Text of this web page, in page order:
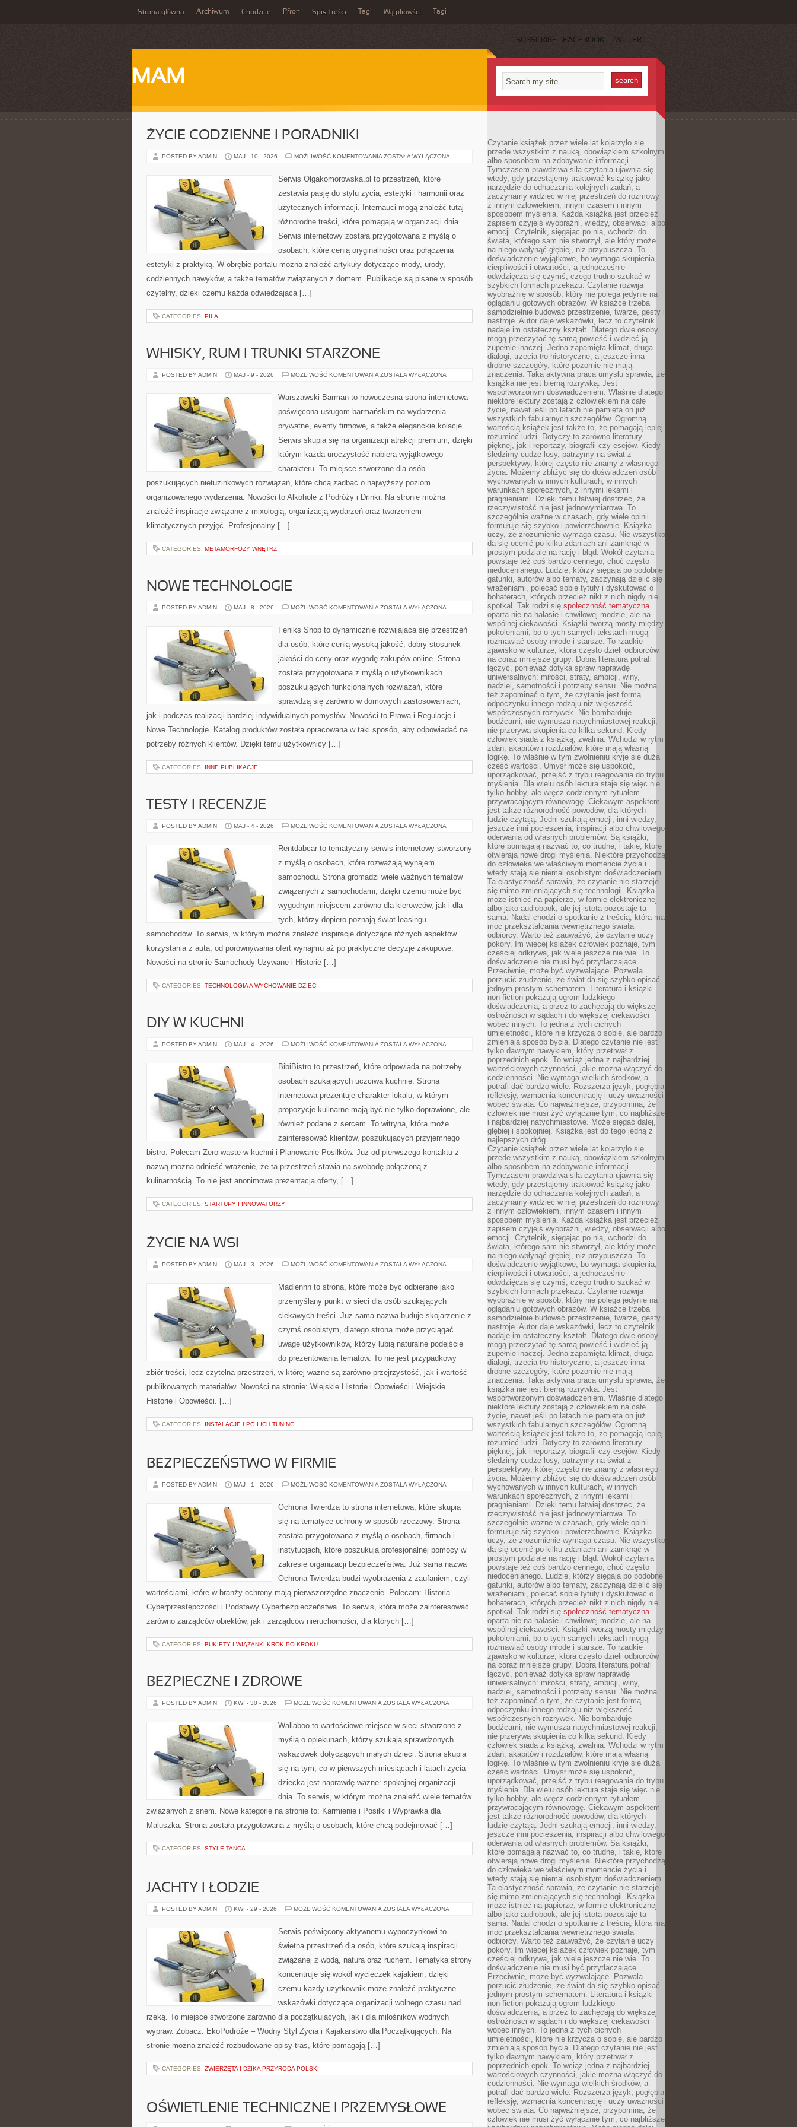
Strona główna Archiwum Chodźcie Pfron Spis Treści Tagi Wątpliowści Tagi
SUBSCRIBE FACEBOOK TWITTER
MAM
ŻYCIE CODZIENNE I PORADNIKI
POSTED BY ADMIN MAJ - 10 - 2026 MOŻLIWOŚĆ KOMENTOWANIA ŻYCIE
PORADNIKI
ZOSTAŁA WYŁĄCZONA
Serwis Olgakomorowska.pl to przestrzeń, które
zestawia pasję do stylu życia, estetyki i harmonii oraz
użytecznych informacji. Internauci mogą znaleźć tutaj
różnorodne treści, które pomagają w organizacji dnia.
Serwis internetowy została przygotowana z myślą o
osobach, które cenią oryginalności oraz połączenia
estetyki z praktyką. W obrębie portalu można znaleźć artykuły dotyczące mody, urody,
codziennych nawyków, a także tematów związanych z domem. Publikacje są pisane w sposób
czytelny, dzięki czemu każda odwiedzająca […]
CATEGORIES: PIŁA
WHISKY, RUM I TRUNKI STARZONE
POSTED BY ADMIN MAJ - 9 - 2026 MOŻLIWOŚĆ KOMENTOWANIA WHISKY,
STARZONE
ZOSTAŁA WYŁĄCZONA
Warszawski Barman to nowoczesna strona internetowa
poświęcona usługom barmańskim na wydarzenia
prywatne, eventy firmowe, a także eleganckie kolacje.
Serwis skupia się na organizacji atrakcji premium, dzięki
którym każda uroczystość nabiera wyjątkowego
charakteru. To miejsce stworzone dla osób
poszukujących nietuzinkowych rozwiązań, które chcą zadbać o najwyższy poziom
organizowanego wydarzenia. Nowości to Alkohole z Podróży i Drinki. Na stronie można
znaleźć inspiracje związane z mixologią, organizacją wydarzeń oraz tworzeniem
klimatycznych przyjęć. Profesjonalny […]
CATEGORIES: METAMORFOZY WNĘTRZ
NOWE TECHNOLOGIE
POSTED BY ADMIN MAJ - 8 - 2026 MOŻLIWOŚĆ KOMENTOWANIA NOWE
ZOSTAŁA WYŁĄCZONA
Feniks Shop to dynamicznie rozwijająca się przestrzeń
dla osób, które cenią wysoką jakość, dobry stosunek
jakości do ceny oraz wygodę zakupów online. Strona
została przygotowana z myślą o użytkownikach
poszukujących funkcjonalnych rozwiązań, które
sprawdzą się zarówno w domowych zastosowaniach,
jak i podczas realizacji bardziej indywidualnych pomysłów. Nowości to Prawa i Regulacje i
Nowe Technologie. Katalog produktów została opracowana w taki sposób, aby odpowiadać na
potrzeby różnych klientów. Dzięki temu użytkownicy […]
CATEGORIES: INNE PUBLIKACJE
TESTY I RECENZJE
POSTED BY ADMIN MAJ - 4 - 2026 MOŻLIWOŚĆ KOMENTOWANIA TESTY
ZOSTAŁA WYŁĄCZONA
Rentdabcar to tematyczny serwis internetowy stworzony
z myślą o osobach, które rozważają wynajem
samochodu. Strona gromadzi wiele ważnych tematów
związanych z samochodami, dzięki czemu może być
wygodnym miejscem zarówno dla kierowców, jak i dla
tych, którzy dopiero poznają świat leasingu
samochodów. To serwis, w którym można znaleźć inspiracje dotyczące różnych aspektów
korzystania z auta, od porównywania ofert wynajmu aż po praktyczne decyzje zakupowe.
Nowości na stronie Samochody Używane i Historie […]
CATEGORIES: TECHNOLOGIA A WYCHOWANIE DZIECI
DIY W KUCHNI
POSTED BY ADMIN MAJ - 4 - 2026 MOŻLIWOŚĆ KOMENTOWANIA DIY
ZOSTAŁA WYŁĄCZONA
BibiBistro to przestrzeń, które odpowiada na potrzeby
osobach szukających uczciwą kuchnię. Strona
internetowa prezentuje charakter lokalu, w którym
propozycje kulinarne mają być nie tylko doprawione, ale
również podane z sercem. To witryna, która może
zainteresować klientów, poszukujących przyjemnego
bistro. Polecam Zero-waste w kuchni i Planowanie Posiłków. Już od pierwszego kontaktu z
nazwą można odnieść wrażenie, że ta przestrzeń stawia na swobodę połączoną z
kulinarnością. To nie jest anonimowa prezentacja oferty, […]
CATEGORIES: STARTUPY I INNOWATORZY
ŻYCIE NA WSI
POSTED BY ADMIN MAJ - 3 - 2026 MOŻLIWOŚĆ KOMENTOWANIA ŻYCIE
ZOSTAŁA WYŁĄCZONA
Madlennn to strona, które może być odbierane jako
przemyślany punkt w sieci dla osób szukających
ciekawych treści. Już sama nazwa buduje skojarzenie z
czymś osobistym, dlatego strona może przyciągać
uwagę użytkowników, którzy lubią naturalne podejście
do prezentowania tematów. To nie jest przypadkowy
zbiór treści, lecz czytelna przestrzeń, w której ważne są zarówno przejrzystość, jak i wartość
publikowanych materiałów. Nowości na stronie: Wiejskie Historie i Opowieści i Wiejskie
Historie i Opowieści. […]
CATEGORIES: INSTALACJE LPG I ICH TUNING
BEZPIECZEŃSTWO W FIRMIE
POSTED BY ADMIN MAJ - 1 - 2026 MOŻLIWOŚĆ KOMENTOWANIA BEZPIECZEŃSTWO
ZOSTAŁA WYŁĄCZONA
Ochrona Twierdza to strona internetowa, które skupia
się na tematyce ochrony w sposób rzeczowy. Strona
została przygotowana z myślą o osobach, firmach i
instytucjach, które poszukują profesjonalnej pomocy w
zakresie organizacji bezpieczeństwa. Już sama nazwa
Ochrona Twierdza budzi wyobrażenia z zaufaniem, czyli
wartościami, które w branży ochrony mają pierwszorzędne znaczenie. Polecam: Historia
Cyberprzestępczości i Podstawy Cyberbezpieczeństwa. To serwis, która może zainteresować
zarówno zarządców obiektów, jak i zarządców nieruchomości, dla których […]
CATEGORIES: BUKIETY I WIĄZANKI KROK PO KROKU
BEZPIECZNE I ZDROWE
POSTED BY ADMIN KWI - 30 - 2026 MOŻLIWOŚĆ KOMENTOWANIA BEZPIECZNE
ZOSTAŁA WYŁĄCZONA
Wallaboo to wartościowe miejsce w sieci stworzone z
myślą o opiekunach, którzy szukają sprawdzonych
wskazówek dotyczących małych dzieci. Strona skupia
się na tym, co w pierwszych miesiącach i latach życia
dziecka jest naprawdę ważne: spokojnej organizacji
dnia. To serwis, w którym można znaleźć wiele tematów
związanych z snem. Nowe kategorie na stronie to: Karmienie i Posiłki i Wyprawka dla
Maluszka. Strona została przygotowana z myślą o osobach, które chcą podejmować […]
CATEGORIES: STYLE TAŃCA
JACHTY I ŁODZIE
POSTED BY ADMIN KWI - 29 - 2026 MOŻLIWOŚĆ KOMENTOWANIA JACHTY
ZOSTAŁA WYŁĄCZONA
Serwis poświęcony aktywnemu wypoczynkowi to
świetna przestrzeń dla osób, które szukają inspiracji
związanej z wodą, naturą oraz ruchem. Tematyka strony
koncentruje się wokół wycieczek kajakiem, dzięki
czemu każdy użytkownik może znaleźć praktyczne
wskazówki dotyczące organizacji wolnego czasu nad
rzeką. To miejsce stworzone zarówno dla początkujących, jak i dla miłośników wodnych
wypraw. Zobacz: EkoPodróże – Wodny Styl Życia i Kajakarstwo dla Początkujących. Na
stronie można znaleźć rozbudowane opisy tras, które pomagają […]
CATEGORIES: ZWIERZĘTA I DZIKA PRZYRODA POLSKI
OŚWIETLENIE TECHNICZNE I PRZEMYSŁOWE
Czytanie książek przez wiele lat kojarzyło się
przede wszystkim z nauką, obowiązkiem szkolnym
albo sposobem na zdobywanie informacji.
Tymczasem prawdziwa siła czytania ujawnia się
wtedy, gdy przestajemy traktować książkę jako
narzędzie do odhaczania kolejnych zadań, a
zaczynamy widzieć w niej przestrzeń do rozmowy
z innym człowiekiem, innym czasem i innym
sposobem myślenia. Każda książka jest przecież
zapisem czyjejś wyobraźni, wiedzy, obserwacji albo
emocji. Czytelnik, sięgając po nią, wchodzi do
świata, którego sam nie stworzył, ale który może
na niego wpłynąć głębiej, niż przypuszcza. To
doświadczenie wyjątkowe, bo wymaga skupienia,
cierpliwości i otwartości, a jednocześnie
odwdzięcza się czymś, czego trudno szukać w
szybkich formach przekazu. Czytanie rozwija
wyobraźnię w sposób, który nie polega jedynie na
oglądaniu gotowych obrazów. W książce trzeba
samodzielnie budować przestrzenie, twarze, gesty i
nastroje. Autor daje wskazówki, lecz to czytelnik
nadaje im ostateczny kształt. Dlatego dwie osoby
mogą przeczytać tę samą powieść i widzieć ją
zupełnie inaczej. Jedna zapamięta klimat, druga
dialogi, trzecia tło historyczne, a jeszcze inna
drobne szczegóły, które pozornie nie mają
znaczenia. Taka aktywna praca umysłu sprawia, że
książka nie jest bierną rozrywką. Jest
współtworzonym doświadczeniem. Właśnie dlatego
niektóre lektury zostają z człowiekiem na całe
życie, nawet jeśli po latach nie pamięta on już
wszystkich fabularnych szczegółów. Ogromną
wartością książek jest także to, że pomagają lepiej
rozumieć ludzi. Dotyczy to zarówno literatury
pięknej, jak i reportaży, biografii czy esejów. Kiedy
śledzimy cudze losy, patrzymy na świat z
perspektywy, której często nie znamy z własnego
życia. Możemy zbliżyć się do doświadczeń osób
wychowanych w innych kulturach, w innych
warunkach społecznych, z innymi lękami i
pragnieniami. Dzięki temu łatwiej dostrzec, że
rzeczywistość nie jest jednowymiarowa. To
szczególnie ważne w czasach, gdy wiele opinii
formułuje się szybko i powierzchownie. Książka
uczy, że zrozumienie wymaga czasu. Nie wszystko
da się ocenić po kilku zdaniach ani zamknąć w
prostym podziale na rację i błąd. Wokół czytania
powstaje też coś bardzo cennego, choć często
niedocenianego. Ludzie, którzy sięgają po podobne
gatunki, autorów albo tematy, zaczynają dzielić się
wrażeniami, polecać sobie tytuły i dyskutować o
bohaterach, których przecież nikt z nich nigdy nie
spotkał. Tak rodzi się społeczność tematyczna
oparta nie na hałasie i chwilowej modzie, ale na
wspólnej ciekawości. Książki tworzą mosty między
pokoleniami, bo o tych samych tekstach mogą
rozmawiać osoby młode i starsze. To rzadkie
zjawisko w kulturze, która często dzieli odbiorców
na coraz mniejsze grupy. Dobra literatura potrafi
łączyć, ponieważ dotyka spraw naprawdę
uniwersalnych: miłości, straty, ambicji, winy,
nadziei, samotności i potrzeby sensu. Nie można
też zapominać o tym, że czytanie jest formą
odpoczynku innego rodzaju niż większość
współczesnych rozrywek. Nie bombarduje
bodźcami, nie wymusza natychmiastowej reakcji,
nie przerywa skupienia co kilka sekund. Kiedy
człowiek siada z książką, zwalnia. Wchodzi w rytm
zdań, akapitów i rozdziałów, które mają własną
logikę. To właśnie w tym zwolnieniu kryje się duża
część wartości. Umysł może się uspokoić,
uporządkować, przejść z trybu reagowania do trybu
myślenia. Dla wielu osób lektura staje się więc nie
tylko hobby, ale wręcz codziennym rytuałem
przywracającym równowagę. Ciekawym aspektem
jest także różnorodność powodów, dla których
ludzie czytają. Jedni szukają emocji, inni wiedzy,
jeszcze inni pocieszenia, inspiracji albo chwilowego
oderwania od własnych problemów. Są książki,
które pomagają nazwać to, co trudne, i takie, które
otwierają nowe drogi myślenia. Niektóre przychodzą
do człowieka we właściwym momencie życia i
wtedy stają się niemal osobistym doświadczeniem.
Ta elastyczność sprawia, że czytanie nie starzeje
się mimo zmieniających się technologii. Książka
może istnieć na papierze, w formie elektronicznej
albo jako audiobook, ale jej istota pozostaje ta
sama. Nadal chodzi o spotkanie z treścią, która ma
moc przekształcania wewnętrznego świata
odbiorcy. Warto też zauważyć, że czytanie uczy
pokory. Im więcej książek człowiek poznaje, tym
częściej odkrywa, jak wiele jeszcze nie wie. To
doświadczenie nie musi być przytłaczające.
Przeciwnie, może być wyzwalające. Pozwala
porzucić złudzenie, że świat da się szybko opisać
jednym prostym schematem. Literatura i książki
non-fiction pokazują ogrom ludzkiego
doświadczenia, a przez to zachęcają do większej
ostrożności w sądach i do większej ciekawości
wobec innych. To jedna z tych cichych
umiejętności, które nie krzyczą o sobie, ale bardzo
zmieniają sposób bycia. Dlatego czytanie nie jest
tylko dawnym nawykiem, który przetrwał z
poprzednich epok. To wciąż jedna z najbardziej
wartościowych czynności, jakie można włączyć do
codzienności. Nie wymaga wielkich środków, a
potrafi dać bardzo wiele. Rozszerza język, pogłębia
refleksję, wzmacnia koncentrację i uczy uważności
wobec świata. Co najważniejsze, przypomina, że
człowiek nie musi żyć wyłącznie tym, co najbliższe
i najbardziej natychmiastowe. Może sięgać dalej,
głębiej i spokojniej. Książka jest do tego jedną z
najlepszych dróg.
Czytanie książek przez wiele lat kojarzyło się
przede wszystkim z nauką, obowiązkiem szkolnym
albo sposobem na zdobywanie informacji.
Tymczasem prawdziwa siła czytania ujawnia się
wtedy, gdy przestajemy traktować książkę jako
narzędzie do odhaczania kolejnych zadań, a
zaczynamy widzieć w niej przestrzeń do rozmowy
z innym człowiekiem, innym czasem i innym
sposobem myślenia. Każda książka jest przecież
zapisem czyjejś wyobraźni, wiedzy, obserwacji albo
emocji. Czytelnik, sięgając po nią, wchodzi do
świata, którego sam nie stworzył, ale który może
na niego wpłynąć głębiej, niż przypuszcza. To
doświadczenie wyjątkowe, bo wymaga skupienia,
cierpliwości i otwartości, a jednocześnie
odwdzięcza się czymś, czego trudno szukać w
szybkich formach przekazu. Czytanie rozwija
wyobraźnię w sposób, który nie polega jedynie na
oglądaniu gotowych obrazów. W książce trzeba
samodzielnie budować przestrzenie, twarze, gesty i
nastroje. Autor daje wskazówki, lecz to czytelnik
nadaje im ostateczny kształt. Dlatego dwie osoby
mogą przeczytać tę samą powieść i widzieć ją
zupełnie inaczej. Jedna zapamięta klimat, druga
dialogi, trzecia tło historyczne, a jeszcze inna
drobne szczegóły, które pozornie nie mają
znaczenia. Taka aktywna praca umysłu sprawia, że
książka nie jest bierną rozrywką. Jest
współtworzonym doświadczeniem. Właśnie dlatego
niektóre lektury zostają z człowiekiem na całe
życie, nawet jeśli po latach nie pamięta on już
wszystkich fabularnych szczegółów. Ogromną
wartością książek jest także to, że pomagają lepiej
rozumieć ludzi. Dotyczy to zarówno literatury
pięknej, jak i reportaży, biografii czy esejów. Kiedy
śledzimy cudze losy, patrzymy na świat z
perspektywy, której często nie znamy z własnego
życia. Możemy zbliżyć się do doświadczeń osób
wychowanych w innych kulturach, w innych
warunkach społecznych, z innymi lękami i
pragnieniami. Dzięki temu łatwiej dostrzec, że
rzeczywistość nie jest jednowymiarowa. To
szczególnie ważne w czasach, gdy wiele opinii
formułuje się szybko i powierzchownie. Książka
uczy, że zrozumienie wymaga czasu. Nie wszystko
da się ocenić po kilku zdaniach ani zamknąć w
prostym podziale na rację i błąd. Wokół czytania
powstaje też coś bardzo cennego, choć często
niedocenianego. Ludzie, którzy sięgają po podobne
gatunki, autorów albo tematy, zaczynają dzielić się
wrażeniami, polecać sobie tytuły i dyskutować o
bohaterach, których przecież nikt z nich nigdy nie
spotkał. Tak rodzi się społeczność tematyczna
oparta nie na hałasie i chwilowej modzie, ale na
wspólnej ciekawości. Książki tworzą mosty między
pokoleniami, bo o tych samych tekstach mogą
rozmawiać osoby młode i starsze. To rzadkie
zjawisko w kulturze, która często dzieli odbiorców
na coraz mniejsze grupy. Dobra literatura potrafi
łączyć, ponieważ dotyka spraw naprawdę
uniwersalnych: miłości, straty, ambicji, winy,
nadziei, samotności i potrzeby sensu. Nie można
też zapominać o tym, że czytanie jest formą
odpoczynku innego rodzaju niż większość
współczesnych rozrywek. Nie bombarduje
bodźcami, nie wymusza natychmiastowej reakcji,
nie przerywa skupienia co kilka sekund. Kiedy
człowiek siada z książką, zwalnia. Wchodzi w rytm
zdań, akapitów i rozdziałów, które mają własną
logikę. To właśnie w tym zwolnieniu kryje się duża
część wartości. Umysł może się uspokoić,
uporządkować, przejść z trybu reagowania do trybu
myślenia. Dla wielu osób lektura staje się więc nie
tylko hobby, ale wręcz codziennym rytuałem
przywracającym równowagę. Ciekawym aspektem
jest także różnorodność powodów, dla których
ludzie czytają. Jedni szukają emocji, inni wiedzy,
jeszcze inni pocieszenia, inspiracji albo chwilowego
oderwania od własnych problemów. Są książki,
które pomagają nazwać to, co trudne, i takie, które
otwierają nowe drogi myślenia. Niektóre przychodzą
do człowieka we właściwym momencie życia i
wtedy stają się niemal osobistym doświadczeniem.
Ta elastyczność sprawia, że czytanie nie starzeje
się mimo zmieniających się technologii. Książka
może istnieć na papierze, w formie elektronicznej
albo jako audiobook, ale jej istota pozostaje ta
sama. Nadal chodzi o spotkanie z treścią, która ma
moc przekształcania wewnętrznego świata
odbiorcy. Warto też zauważyć, że czytanie uczy
pokory. Im więcej książek człowiek poznaje, tym
częściej odkrywa, jak wiele jeszcze nie wie. To
doświadczenie nie musi być przytłaczające.
Przeciwnie, może być wyzwalające. Pozwala
porzucić złudzenie, że świat da się szybko opisać
jednym prostym schematem. Literatura i książki
non-fiction pokazują ogrom ludzkiego
doświadczenia, a przez to zachęcają do większej
ostrożności w sądach i do większej ciekawości
wobec innych. To jedna z tych cichych
umiejętności, które nie krzyczą o sobie, ale bardzo
zmieniają sposób bycia. Dlatego czytanie nie jest
tylko dawnym nawykiem, który przetrwał z
poprzednich epok. To wciąż jedna z najbardziej
wartościowych czynności, jakie można włączyć do
codzienności. Nie wymaga wielkich środków, a
potrafi dać bardzo wiele. Rozszerza język, pogłębia
refleksję, wzmacnia koncentrację i uczy uważności
wobec świata. Co najważniejsze, przypomina, że
człowiek nie musi żyć wyłącznie tym, co najbliższe